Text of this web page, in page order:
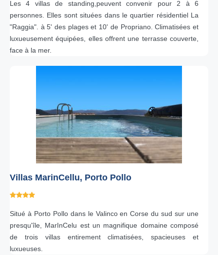
Les 4 villas de standing,peuvent convenir pour 2 à 6
personnes. Elles sont situées dans le quartier résidentiel La
"Raggia". à 5' des plages et 10' de Propriano. Climatisées et
luxueusement équipées, elles offrent une terrasse couverte,
face à la mer.
Villas MarinCellu, Porto Pollo
Situé à Porto Pollo dans le Valinco en Corse du sud sur une
presqu'île, MarInCelu est un magnifique domaine composé
de trois villas entirement climatisées, spacieuses et
luxueuses.